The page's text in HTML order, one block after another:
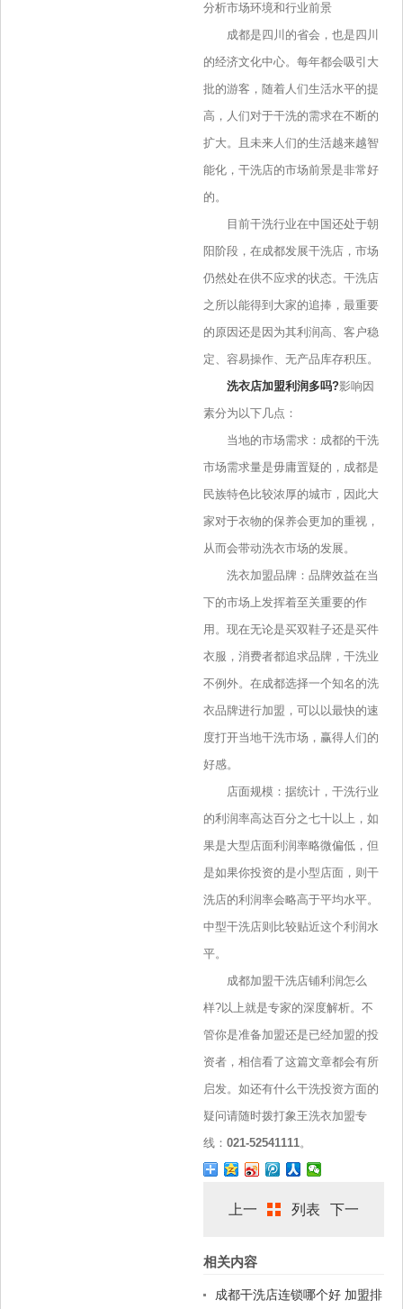
分析市场环境和行业前景
成都是四川的省会，也是四川
的经济文化中心。每年都会吸引大
批的游客，随着人们生活水平的提
高，人们对于干洗的需求在不断的
扩大。且未来人们的生活越来越智
能化，干洗店的市场前景是非常好
的。
目前干洗行业在中国还处于朝
阳阶段，在成都发展干洗店，市场
仍然处在供不应求的状态。干洗店
之所以能得到大家的追捧，最重要
的原因还是因为其利润高、客户稳
定、容易操作、无产品库存积压。
洗衣店加盟利润多吗?影响因
素分为以下几点：
当地的市场需求：成都的干洗
市场需求量是毋庸置疑的，成都是
民族特色比较浓厚的城市，因此大
家对于衣物的保养会更加的重视，
从而会带动洗衣市场的发展。
洗衣加盟品牌：品牌效益在当
下的市场上发挥着至关重要的作
用。现在无论是买双鞋子还是买件
衣服，消费者都追求品牌，干洗业
不例外。在成都选择一个知名的洗
衣品牌进行加盟，可以以最快的速
度打开当地干洗市场，赢得人们的
好感。
店面规模：据统计，干洗行业
的利润率高达百分之七十以上，如
果是大型店面利润率略微偏低，但
是如果你投资的是小型店面，则干
洗店的利润率会略高于平均水平。
中型干洗店则比较贴近这个利润水
平。
成都加盟干洗店铺利润怎么
样?以上就是专家的深度解析。不
管你是准备加盟还是已经加盟的投
资者，相信看了这篇文章都会有所
启发。如还有什么干洗投资方面的
疑问请随时拨打象王洗衣加盟专
线： 021-52541111。
上一
篇
列表 下一
相关内容
成都干洗店连锁哪个好 加盟排